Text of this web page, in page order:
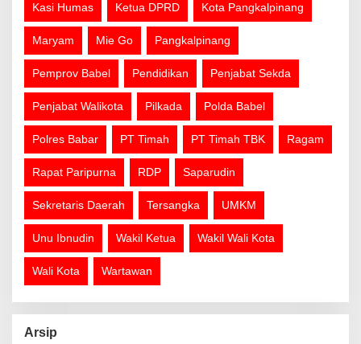
Kasi Humas Ketua DPRD Kota Pangkalpinang
Maryam Mie Go Pangkalpinang
Pemprov Babel Pendidikan Penjabat Sekda
Penjabat Walikota Pilkada Polda Babel
Polres Babar PT Timah PT Timah TBK Ragam
Rapat Paripurna RDP Saparudin
Sekretaris Daerah Tersangka UMKM
Unu Ibnudin Wakil Ketua Wakil Wali Kota
Wali Kota Wartawan
Arsip